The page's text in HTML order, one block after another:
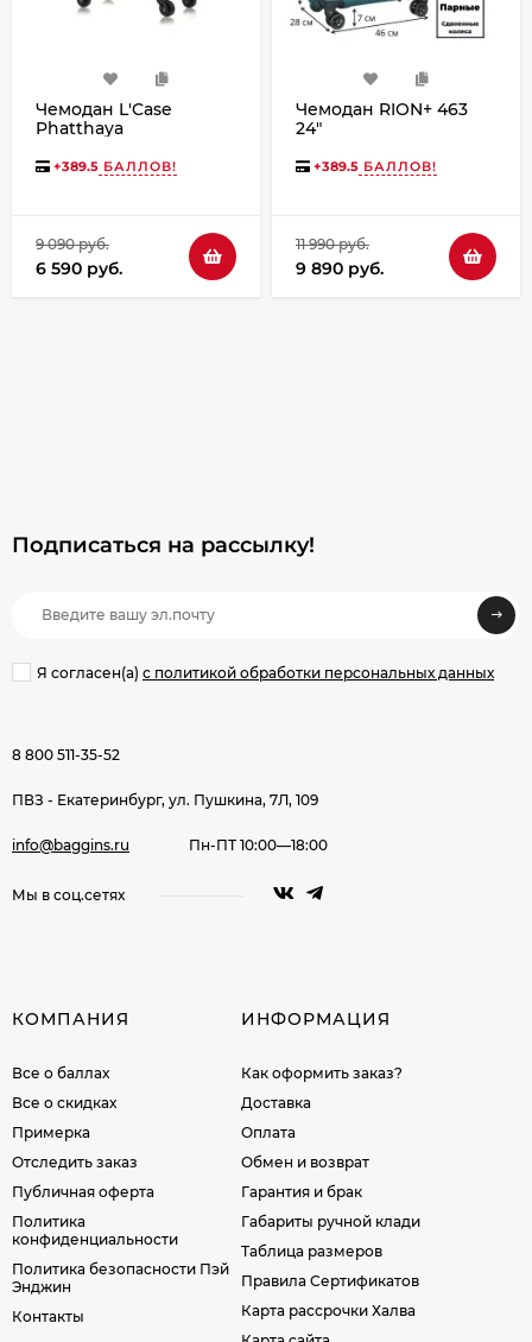
Чемодан L'Case
Phatthaya
+389.5 БАЛЛОВ!
9 090 руб.
6 590 руб.
Чемодан RION+ 463
24"
+389.5 БАЛЛОВ!
11 990 руб.
9 890 руб.
Подписаться на рассылкy!
Я согласен(a) с политикой обработки персональных данных
8 800 511-35-52
ПВЗ - Екатеринбург, ул. Пушкина, 7Л, 109
info@baggins.ru Пн-ПТ 10:00—18:00
Мы в соц.сетях
КОМПАНИЯ
Все о баллах
Все о скидках
Примерка
Отследить заказ
Публичная оферта
Политика
конфиденциальности
Политика безопасности Пэй
Энджин
Контакты
ИНФОРМАЦИЯ
Как оформить заказ?
Доставка
Оплата
Обмен и возврат
Гарантия и брак
Габариты ручной клади
Таблица размеров
Правила Сертификатов
Карта рассрочки Халва